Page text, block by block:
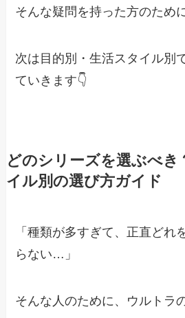
そんな疑問を持った方のために
次は目的別・生活スタイル別
ていきます👇
どのシリーズを選ぶべき
イル別の選び方ガイド
「種類が多すぎて、正直どれ
らない…」
そんな人のために、ウルトラ